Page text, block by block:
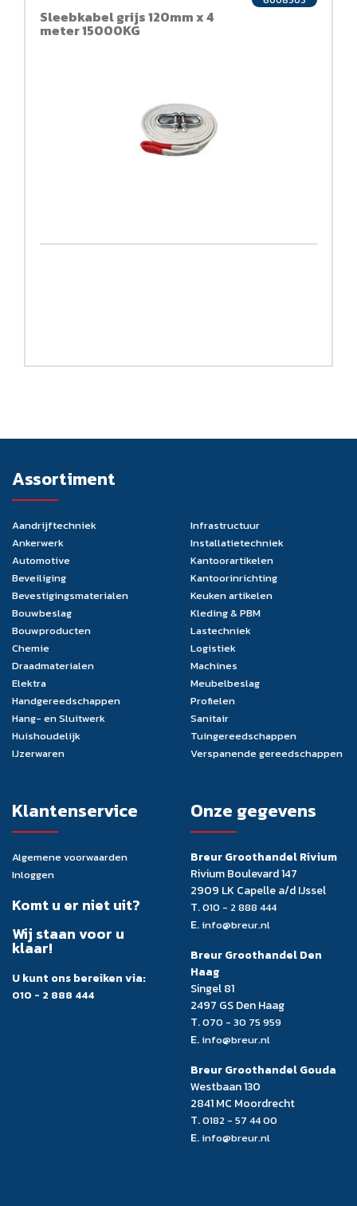
Sleebkabel grijs 120mm x 4
meter 15000KG
Assortiment
Aandrijftechniek
Ankerwerk
Automotive
Beveiliging
Bevestigingsmaterialen
Bouwbeslag
Bouwproducten
Chemie
Draadmaterialen
Elektra
Handgereedschappen
Hang- en Sluitwerk
Huishoudelijk
IJzerwaren
Infrastructuur
Installatietechniek
Kantoorartikelen
Kantoorinrichting
Keuken artikelen
Kleding & PBM
Lastechniek
Logistiek
Machines
Meubelbeslag
Profielen
Sanitair
Tuingereedschappen
Verspanende gereedschappen
Klantenservice
Algemene voorwaarden
Inloggen
Komt u er niet uit?
Wij staan voor u
klaar!
U kunt ons bereiken via:
010 - 2 888 444
Onze gegevens
Breur Groothandel Rivium
Rivium Boulevard 147
2909 LK Capelle a/d IJssel
T.010 - 2 888 444
E. info@breur.nl
Breur Groothandel Den
Haag
Singel 81
2497 GS Den Haag
T.070 - 30 75 959
E. info@breur.nl
Breur Groothandel Gouda
Westbaan 130
2841 MC Moordrecht
T.0182 - 57 44 00
E. info@breur.nl